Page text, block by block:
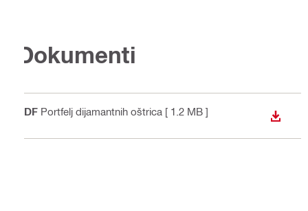
Dokumenti
PDF Portfelj dijamantnih oštrica [ 1.2 MB ]